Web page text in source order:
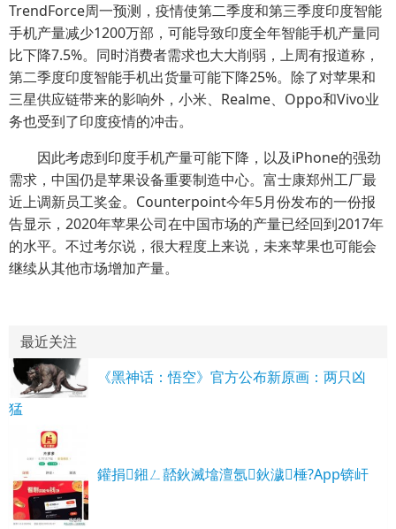
TrendForce周一预测，疫情使第二季度和第三季度印度智能
手机产量减少1200万部，可能导致印度全年智能手机产量同
比下降7.5%。同时消费者需求也大大削弱，上周有报道称，
第二季度印度智能手机出货量可能下降25%。除了对苹果和
三星供应链带来的影响外，小米、Realme、Oppo和Vivo业
务也受到了印度疫情的冲击。
因此考虑到印度手机产量可能下降，以及iPhone的强劲
需求，中国仍是苹果设备重要制造中心。富士康郑州工厂最
近上调新员工奖金。Counterpoint今年5月份发布的一份报
告显示，2020年苹果公司在中国市场的产量已经回到2017年
的水平。不过考尔说，很大程度上来说，未来苹果也可能会
继续从其他市场增加产量。
最近关注
《黑神话：悟空》官方公布新原画：两只凶
猛
鑵捐鎺ㄥ嚭鈥滅墖澶氬鈥濊棰?App锛屽